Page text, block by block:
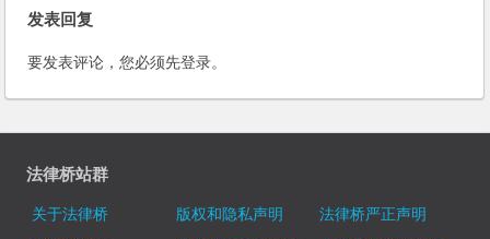
发表回复
要发表评论，您必须先登录。
法律桥站群
关于法律桥 版权和隐私声明
法律桥严正声明